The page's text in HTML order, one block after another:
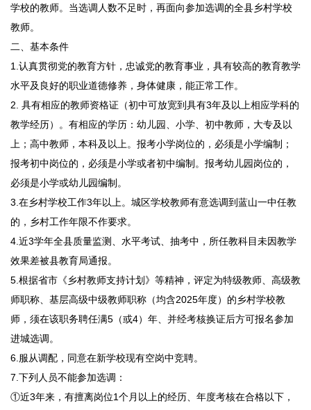
学校的教师。当选调人数不足时，再面向参加选调的全县乡村学校
教师。
二、基本条件
1.认真贯彻党的教育方针，忠诚党的教育事业，具有较高的教育教学
水平及良好的职业道德修养，身体健康，能正常工作。
2. 具有相应的教师资格证（初中可放宽到具有3年及以上相应学科的
教学经历）。有相应的学历：幼儿园、小学、初中教师，大专及以
上；高中教师，本科及以上。报考小学岗位的，必须是小学编制；
报考初中岗位的，必须是小学或者初中编制。报考幼儿园岗位的，
必须是小学或幼儿园编制。
3.在乡村学校工作3年以上。城区学校教师有意选调到蓝山一中任教
的，乡村工作年限不作要求。
4.近3学年全县质量监测、水平考试、抽考中，所任教科目未因教学
效果差被县教育局通报。
5.根据省市《乡村教师支持计划》等精神，评定为特级教师、高级教
师职称、基层高级中级教师职称（均含2025年度）的乡村学校教
师，须在该职务聘任满5（或4）年、并经考核换证后方可报名参加
进城选调。
6.服从调配，同意在新学校现有空岗中竞聘。
7.下列人员不能参加选调：
①近3年来，有擅离岗位1个月以上的经历、年度考核在合格以下，